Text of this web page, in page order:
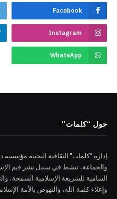
Facebook
Instagram
WhatsApp
حول “كلمات”
إدارة "كلمات" الثقافية البحثية مؤسسة
والجماعة، تنشط في سبيل نشر قيم
السامية للشريعة الإسلامية السمحة،
وإعلاء كلمة الله، والنهوض بالأمة